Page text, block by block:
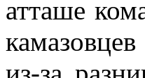
атташе